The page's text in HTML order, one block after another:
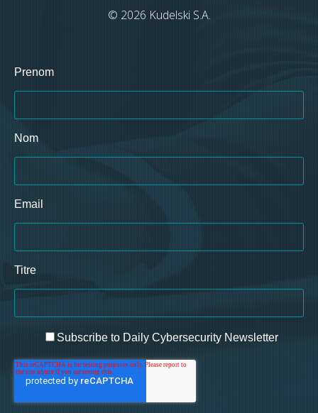
© 2026 Kudelski S.A.
Prenom
Nom
Email
Titre
Subscribe to Daily Cybersecurity Newsletter